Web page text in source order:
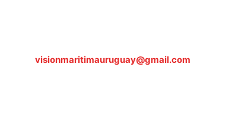
visionmaritimauruguay@gmail.com